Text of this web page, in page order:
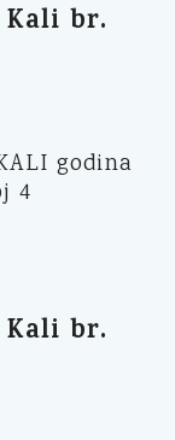
br.
godina
4
br.